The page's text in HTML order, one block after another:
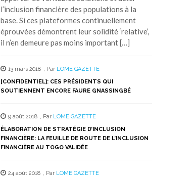
l’inclusion financière des populations à la
base. Si ces plateformes continuellement
éprouvées démontrent leur solidité ‘relative’,
il n’en demeure pas moins important […]
13 mars 2018 , Par LOME GAZETTE
[CONFIDENTIEL]: CES PRÉSIDENTS QUI
SOUTIENNENT ENCORE FAURE GNASSINGBÉ
9 août 2018 , Par LOME GAZETTE
ÉLABORATION DE STRATÉGIE D’INCLUSION
FINANCIÈRE: LA FEUILLE DE ROUTE DE L’INCLUSION
FINANCIÈRE AU TOGO VALIDÉE
24 août 2018 , Par LOME GAZETTE